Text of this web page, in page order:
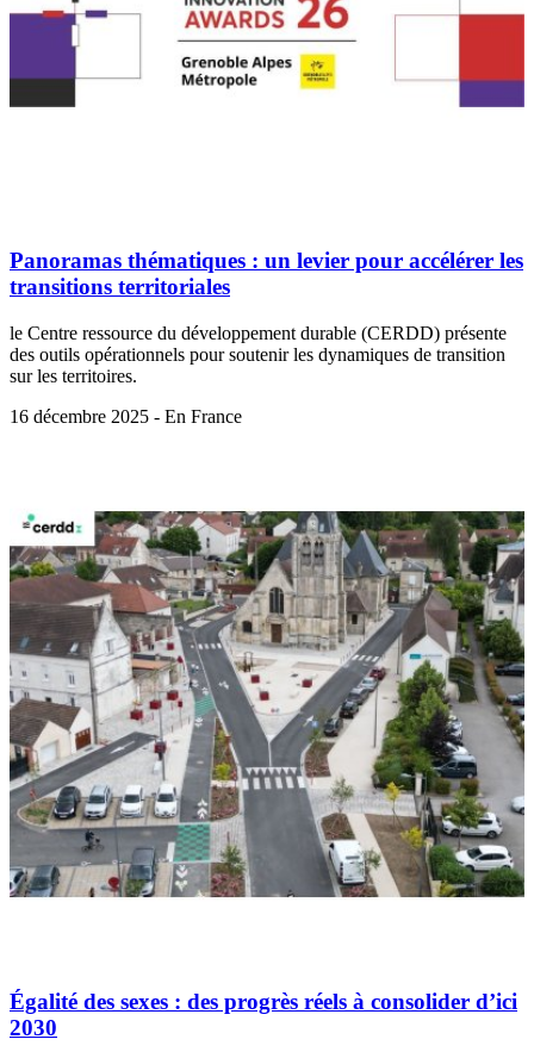
Panoramas thématiques : un levier pour accélérer les
transitions territoriales
le Centre ressource du développement durable (CERDD) présente
des outils opérationnels pour soutenir les dynamiques de transition
sur les territoires.
16 décembre 2025 - En France
Égalité des sexes : des progrès réels à consolider d’ici
2030